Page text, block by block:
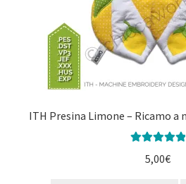
ITH Presina Limone – Ricamo
su 5
5,00€